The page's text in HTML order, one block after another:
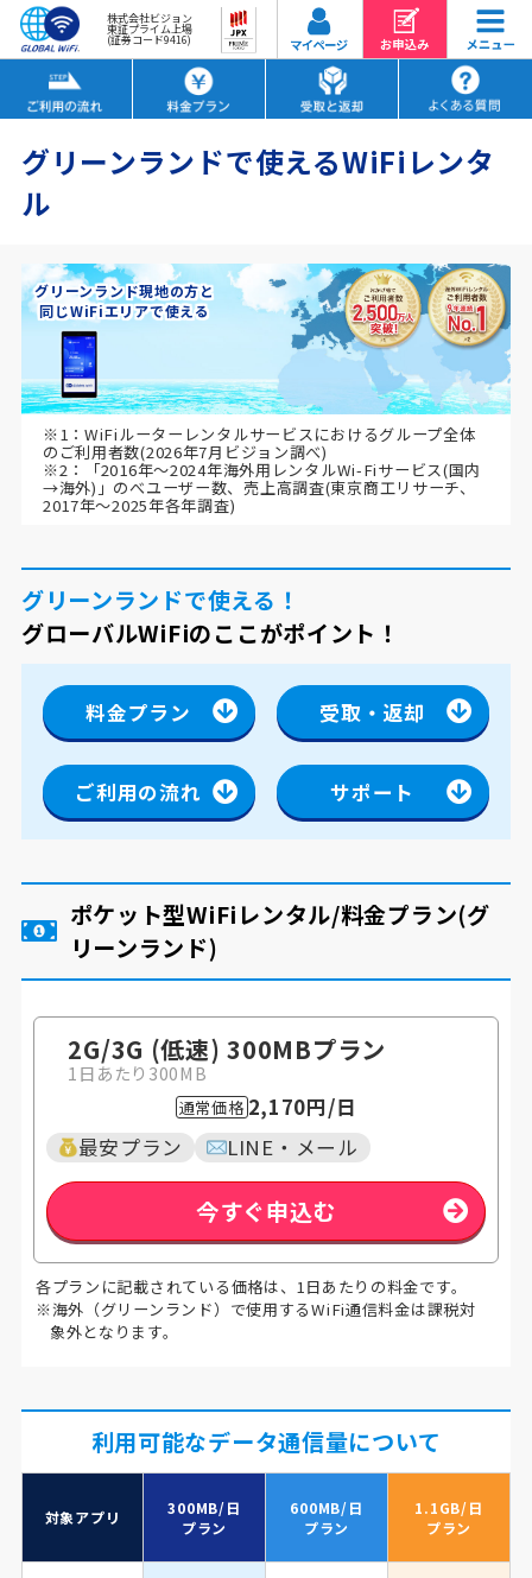
株式会社ビジョン
東証プライム上場
(証券コード9416)
グリーンランドで使えるWiFiレンタ
ル
グリーンランド現地の方と
同じWiFiエリアで使える
※1：WiFiルーターレンタルサービスにおけるグループ全体
のご利用者数(2026年7月ビジョン調べ)
※2：「2016年～2024年海外用レンタルWi-Fiサービス(国内
→海外)」のべユーザー数、売上高調査(東京商工リサーチ、
2017年～2025年各年調査)
グリーンランドで使える！
グローバルWiFiのここがポイント！
料金プラン 受取・返却
ご利用の流れ サポート
ポケット型WiFiレンタル/料金プラン(グ
リーンランド)
2G/3G (低速) 300MBプラン
1日あたり300MB
通常価格2,170円/日
最安プラン
LINE・メール
今すぐ申込む
各プランに記載されている価格は、1日あたりの料金です。
※海外（グリーンランド）で使用するWiFi通信料金は課税対
象外となります。
利用可能なデータ通信量について
対象アプリ
300MB/日
プラン
600MB/日
プラン
1.1GB/日
プラン